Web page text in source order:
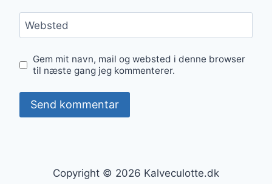
Websted
Gem mit navn, mail og websted i denne browser
til næste gang jeg kommenterer.
Copyright © 2026 Kalveculotte.dk